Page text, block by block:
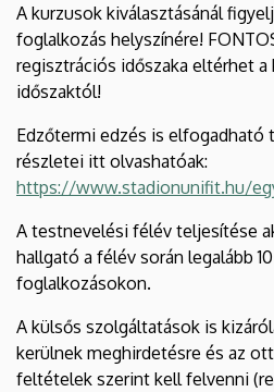
A kurzusok kiválasztásánál
foglalkozás helyszínére!
regisztrációs időszaka eltérhet a
időszaktól!
Edzőtermi edzés is elfogadható
részletei itt olvashatóak:
https://www.stadionunifit.hu/
A testnevelési félév teljesítése
hallgató a félév során legalább
foglalkozásokon.
A külsős szolgáltatások is
kerülnek meghirdetésre és az
feltételek szerint kell felvenni